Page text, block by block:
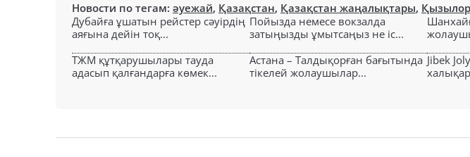
Новости по тегам: әуежай, Қазақстан, Қазақстан жаңалықтары,
Дубайға ұшатын рейстер сәуірдің
аяғына дейін тоқ...
Пойызда немесе вокзалда
затыңызды ұмытсаңыз не іс...
ТЖМ құтқарушылары тауда
адасып қалғандарға көмек...
Астана – Талдықорған бағытында
тікелей жолаушылар...
Jibek